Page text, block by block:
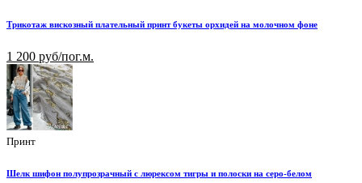
Трикотаж вискозный плательный принт букеты орхидей на молочном фоне
1 200 руб/пог.м.
Принт
Шелк шифон полупрозрачный с люрексом тигры и полоски на серо-белом